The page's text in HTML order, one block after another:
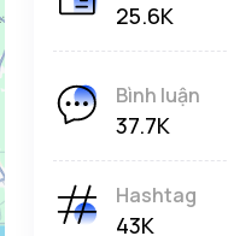
25.6K
Bình luận
37.7K
Hashtag
43K